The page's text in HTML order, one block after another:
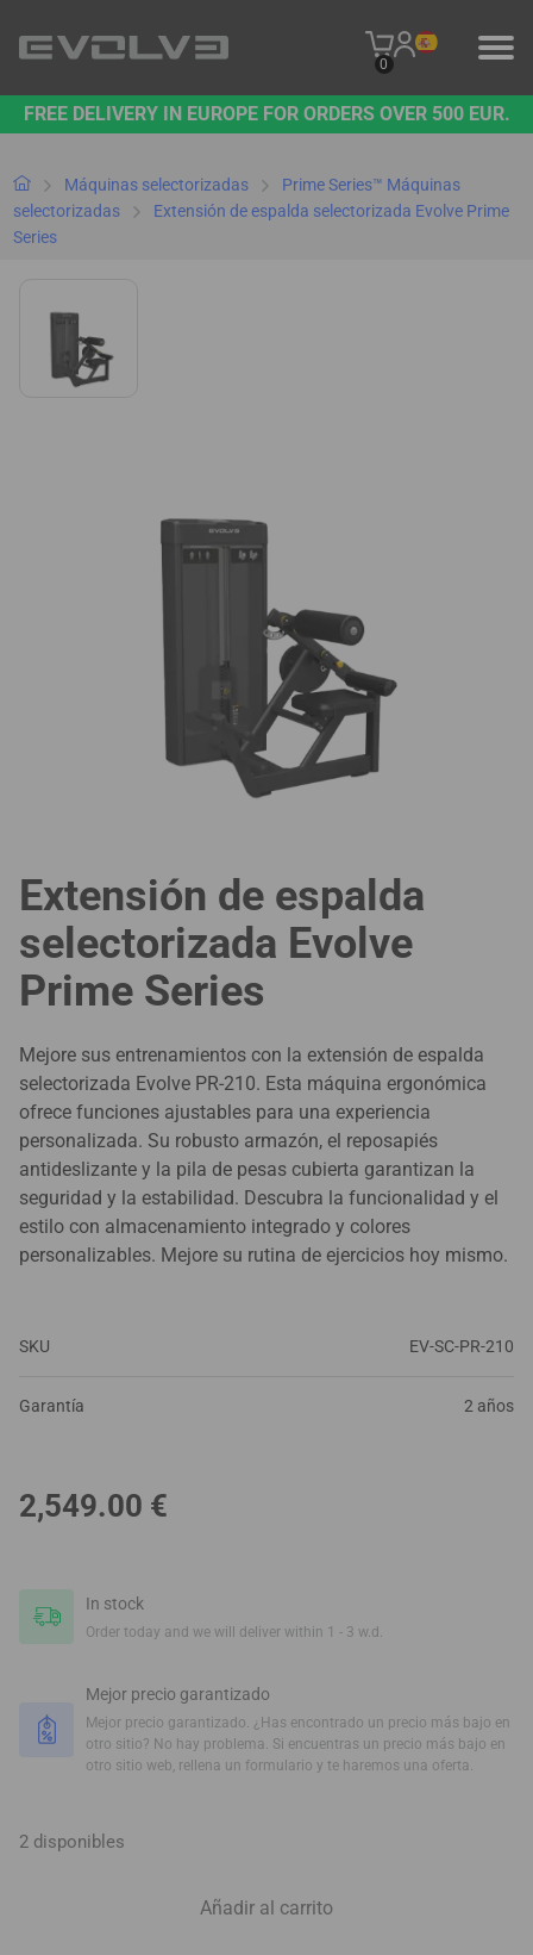
0
PRODUCTOS
NUESTRA MARCA
PÓNGASE EN CONTACTO CON NOSOTROS
FREE DELIVERY IN EUROPE FOR ORDERS OVER 500 EUR.
Máquinas selectorizadas
Prime Series™ Máquinas
selectorizadas
Extensión de espalda selectorizada Evolve Prime
Series
Extensión de espalda
selectorizada Evolve
Prime Series
Mejore sus entrenamientos con la extensión de espalda
selectorizada Evolve PR-210. Esta máquina ergonómica
ofrece funciones ajustables para una experiencia
personalizada. Su robusto armazón, el reposapiés
antideslizante y la pila de pesas cubierta garantizan la
seguridad y la estabilidad. Descubra la funcionalidad y el
estilo con almacenamiento integrado y colores
personalizables. Mejore su rutina de ejercicios hoy mismo.
SKU EV-SC-PR-210
Garantía 2 años
2,549.00 €
In stock
Order today and we will deliver within 1 - 3 w.d.
Mejor precio garantizado
Mejor precio garantizado. ¿Has encontrado un precio más bajo en
otro sitio? No hay problema. Si encuentras un precio más bajo en
otro sitio web, rellena un formulario y te haremos una oferta.
2 disponibles
Añadir al carrito